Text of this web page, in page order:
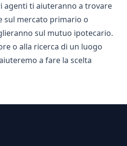
agenti ti aiuteranno a trovare
sul mercato primario o
sul mutuo ipotecario.
o alla ricerca di un luogo
a fare la scelta